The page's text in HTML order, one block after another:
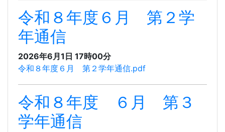
令和８年度６月 第２学
年通信
2026年6月1日 17時00分
令和８年度６月 第２学年通信.pdf
令和８年度 ６月 第３
学年通信